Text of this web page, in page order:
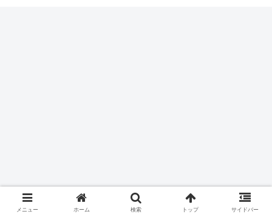
メニュー ホーム 検索 トップ サイドバー